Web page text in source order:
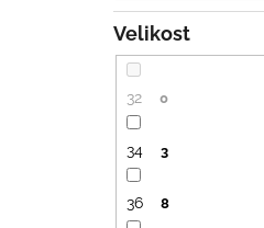
Velikost
32 0
34 3
36 8